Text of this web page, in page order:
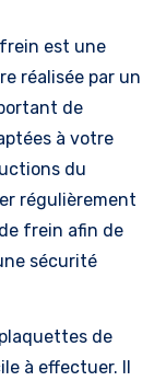
est une
réalisée par un
de
à votre
du
régulièrement
frein afin de
sécurité
de
à effectuer. Il